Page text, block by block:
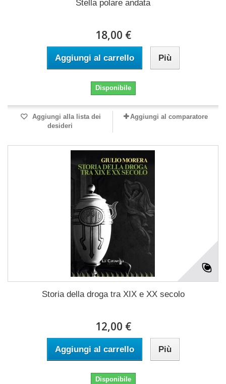
Stella polare andata
18,00 €
Aggiungi al carrello Più
Disponibile
Aggiungi alla lista dei
desideri
Aggiungi al comparatore
Storia della droga tra XIX e XX secolo
12,00 €
Aggiungi al carrello Più
Disponibile